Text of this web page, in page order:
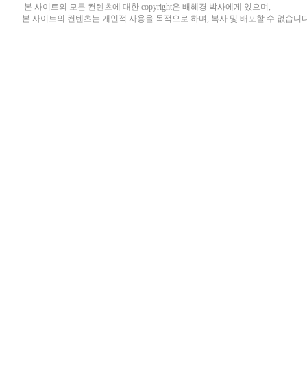
본 사이트의 모든 컨텐츠에 대한 copyright은 배혜경 박사에게 있으며,
본 사이트의 컨텐츠는 개인적 사용을 목적으로 하며, 복사 및 배포할 수 없습니